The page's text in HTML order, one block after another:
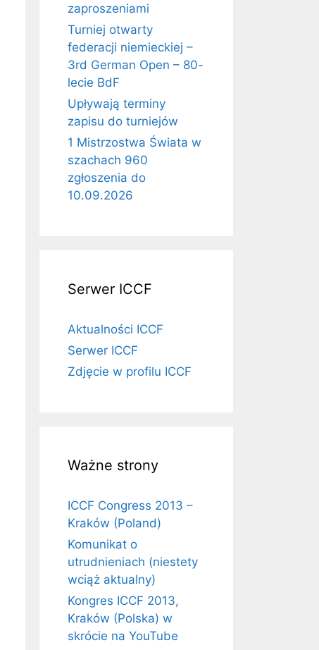
zaproszeniami
Turniej otwarty
federacji niemieckiej –
3rd German Open – 80-
lecie BdF
Upływają terminy
zapisu do turniejów
1 Mistrzostwa Świata w
szachach 960
zgłoszenia do
10.09.2026
Serwer ICCF
Aktualności ICCF
Serwer ICCF
Zdjęcie w profilu ICCF
Ważne strony
ICCF Congress 2013 –
Kraków (Poland)
Komunikat o
utrudnieniach (niestety
wciąż aktualny)
Kongres ICCF 2013,
Kraków (Polska) w
skrócie na YouTube